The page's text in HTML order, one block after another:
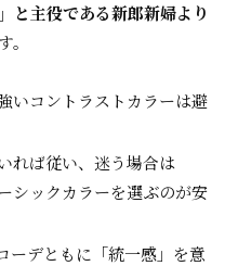
と主役である新郎新婦より
。
いコントラストカラーは避
れば従い、迷う場合は
シックカラーを選ぶのが安
ーデともに「統一感」を意